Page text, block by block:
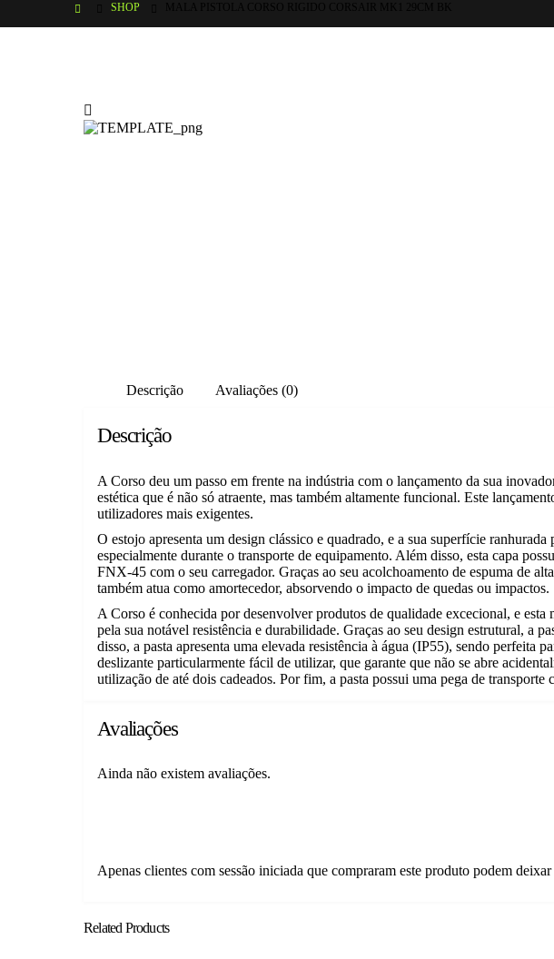
SHOP
Descrição Avaliações (0)
Descrição
A Corso deu um passo em frente na indústria com o lançamento da sua
estética que é não só atraente, mas também altamente funcional. Este
utilizadores mais exigentes.
O estojo apresenta um design clássico e quadrado, e a sua superfície
especialmente durante o transporte de equipamento. Além disso, esta capa
FNX-45 com o seu carregador. Graças ao seu acolchoamento de espuma de
também atua como amortecedor, absorvendo o impacto de quedas ou impactos.
A Corso é conhecida por desenvolver produtos de qualidade excecional, e
pela sua notável resistência e durabilidade. Graças ao seu design estrutural, a
disso, a pasta apresenta uma elevada resistência à água (IP55), sendo perfeita
deslizante particularmente fácil de utilizar, que garante que não se abre
utilização de até dois cadeados. Por fim, a pasta possui uma pega de transporte
Avaliações
Ainda não existem avaliações.
Apenas clientes com sessão iniciada que compraram este produto podem
Related Products